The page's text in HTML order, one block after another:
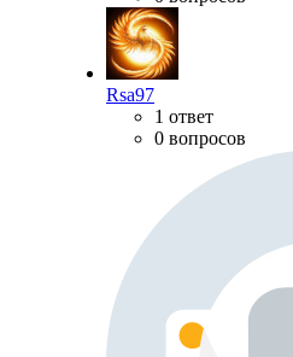
Rsa97
1 ответ
0 вопросов